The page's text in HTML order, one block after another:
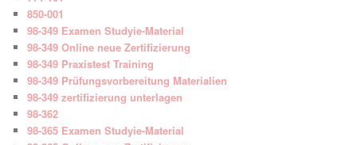
850-001
98-349 Examen Studyie-Material
98-349 Online neue Zertifizierung
98-349 Praxistest Training
98-349 Prüfungsvorbereitung Materialien
98-349 zertifizierung unterlagen
98-362
98-365 Examen Studyie-Material